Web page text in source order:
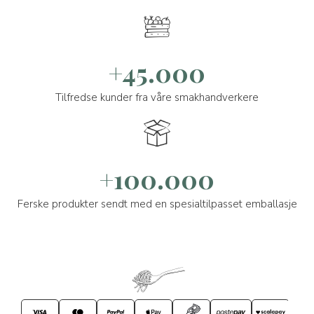
+45.000
Tilfredse kunder fra våre smakhandverkere
+100.000
Ferske produkter sendt med en spesialtilpasset emballasje